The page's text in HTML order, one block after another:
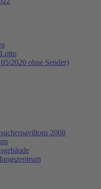
2020 ohne Sender)
2008